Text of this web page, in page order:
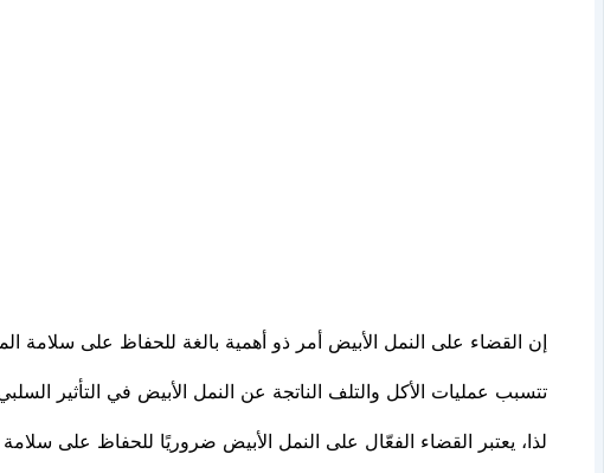
إن القضاء على النمل الأبيض أمر ذو أهمية بالغة للحفاظ على سلامة
تتسبب عمليات الأكل والتلف الناتجة عن النمل الأبيض في التأثير
لذا، يعتبر القضاء الفعّال على النمل الأبيض ضروريًا للحفاظ على